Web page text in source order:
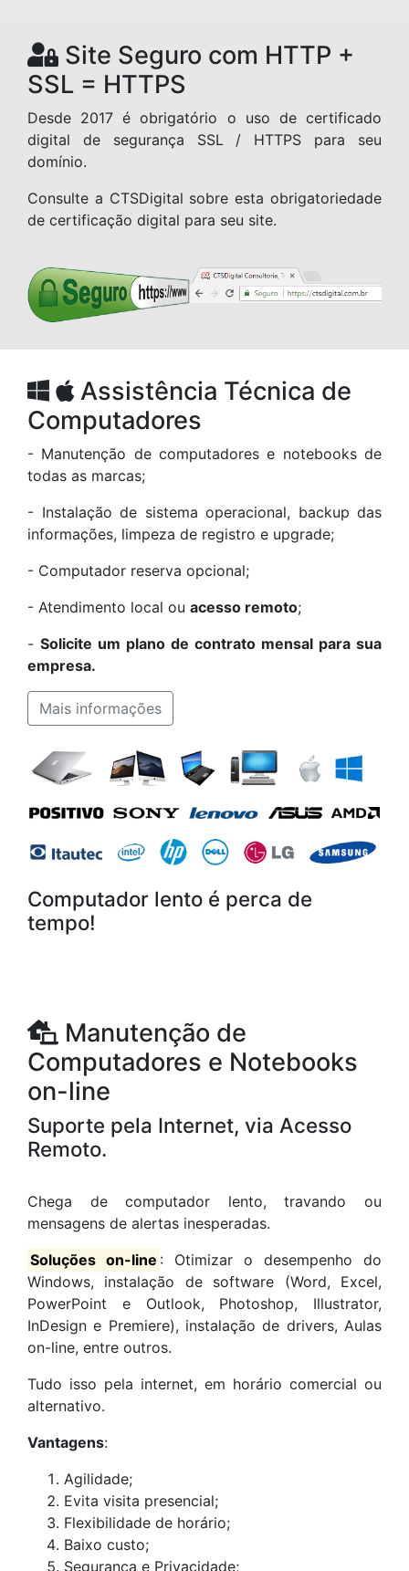
Site Seguro com HTTP +
SSL = HTTPS
Desde 2017 é obrigatório o uso de certificado
digital de segurança SSL / HTTPS para seu
domínio.
Consulte a CTSDigital sobre esta obrigatoriedade
de certificação digital para seu site.
Assistência Técnica de
Computadores
- Manutenção de computadores e notebooks de
todas as marcas;
- Instalação de sistema operacional, backup das
informações, limpeza de registro e upgrade;
- Computador reserva opcional;
- Atendimento local ou acesso remoto;
- Solicite um plano de contrato mensal para sua
empresa.
Mais informações
Computador lento é perca de
tempo!
Manutenção de
Computadores e Notebooks
on-line
Suporte pela Internet, via Acesso
Remoto.
Chega de computador lento, travando ou
mensagens de alertas inesperadas.
Soluções on-line : Otimizar o desempenho do
Windows, instalação de software (Word, Excel,
PowerPoint e Outlook, Photoshop, Illustrator,
InDesign e Premiere), instalação de drivers, Aulas
on-line, entre outros.
Tudo isso pela internet, em horário comercial ou
alternativo.
Vantagens:
Agilidade;
Evita visita presencial;
Flexibilidade de horário;
Baixo custo;
Segurança e Privacidade;